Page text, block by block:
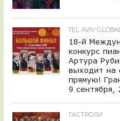
TEL AVIV
18-й
конкурс
Артура
выходит на
прямую!
9 сентября,
ГАСТРОЛИ